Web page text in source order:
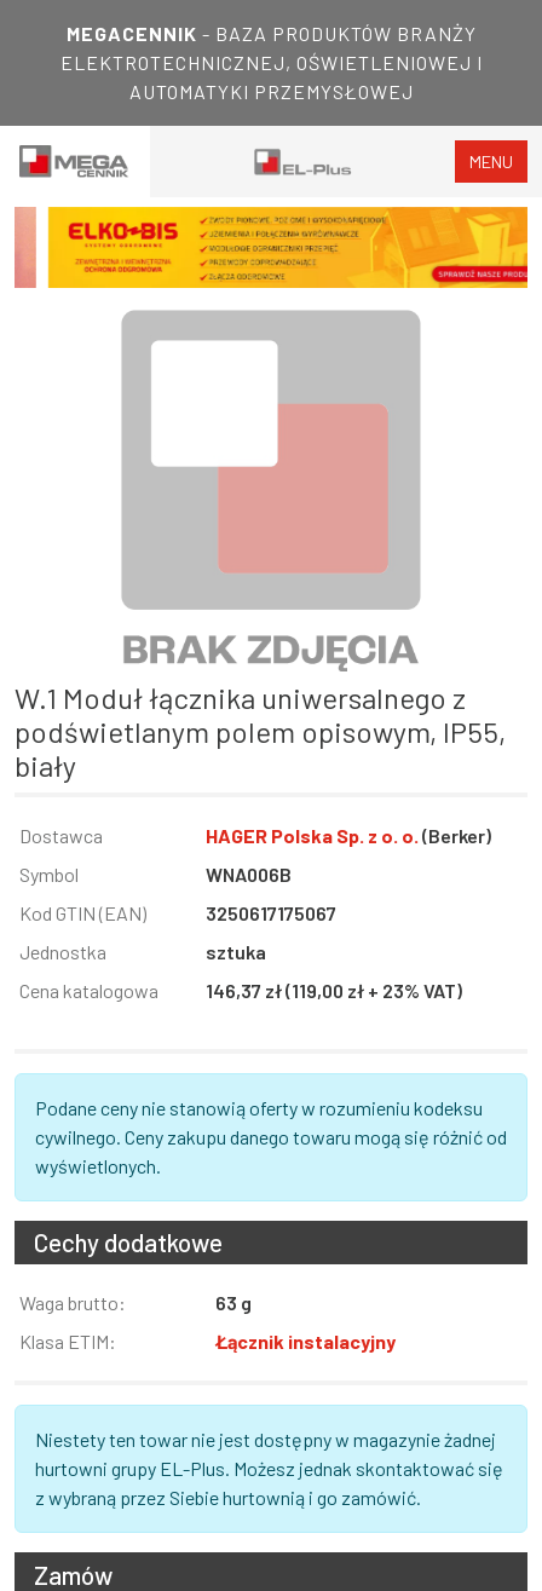
MEGACENNIK - BAZA PRODUKTÓW BRANŻY
ELEKTROTECHNICZNEJ, OŚWIETLENIOWEJ I
AUTOMATYKI PRZEMYSŁOWEJ
MENU
W.1 Moduł łącznika uniwersalnego z
podświetlanym polem opisowym, IP55,
biały
Informacja
Wartość
Dostawca HAGER Polska Sp. z o. o. (Berker)
Symbol
WNA006B
Kod GTIN (EAN)
3250617175067
Jednostka
sztuka
Cena katalogowa
146,37 zł (119,00 zł + 23% VAT)
Podane ceny nie stanowią oferty w rozumieniu kodeksu
cywilnego. Ceny zakupu danego towaru mogą się różnić od
wyświetlonych.
Cechy dodatkowe
Informacja
Wartość
Waga brutto:
63 g
Klasa ETIM:
Łącznik instalacyjny
Niestety ten towar nie jest dostępny w magazynie żadnej
hurtowni grupy EL-Plus. Możesz jednak skontaktować się
z wybraną przez Siebie hurtownią i go zamówić.
Zamów